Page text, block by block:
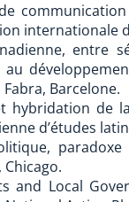
internationale
entre
au
Barcelone.
hybridation de
d’études
and Local